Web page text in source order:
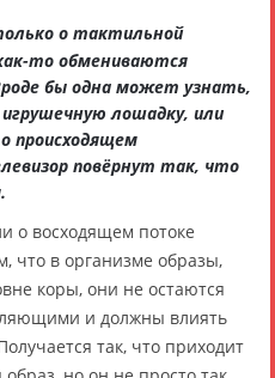
о тактильной
то обмениваются
бы одна может узнать,
лошадку, или
происходящем
повёрнут так, что
о восходящем потоке
что в организме образы,
коры, они не остаются
и должны влиять
так, что приходит